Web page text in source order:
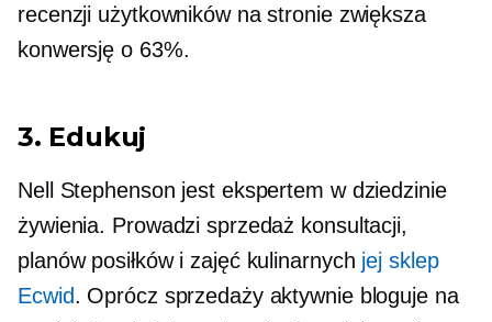
recenzji użytkowników na stronie zwiększa
konwersję o 63%.
3. Edukuj
Nell Stephenson jest ekspertem w dziedzinie
żywienia. Prowadzi sprzedaż konsultacji,
planów posiłków i zajęć kulinarnych jej sklep
Ecwid. Oprócz sprzedaży aktywnie bloguje na